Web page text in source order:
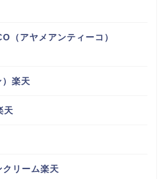
（アヤメアンティーコ）
楽天
天
リーム楽天